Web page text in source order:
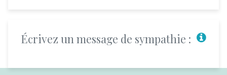
Écrivez un message de sympathie :